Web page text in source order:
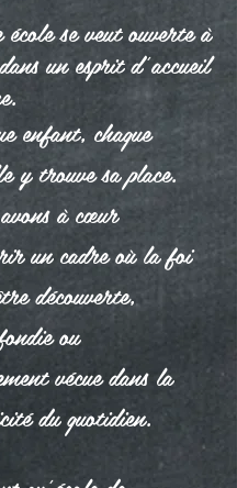
se veut ouverte à
un esprit d’accueil
enfant, chaque
y trouve sa place.
à cœur
un cadre où la foi
découverte,
ou
vécue dans la
du quotidien.